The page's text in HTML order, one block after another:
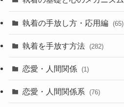
執着の手放し方・応用編 (65)
執着を手放す方法 (282)
恋愛・人間関係 (1)
恋愛・人間関係系 (76)